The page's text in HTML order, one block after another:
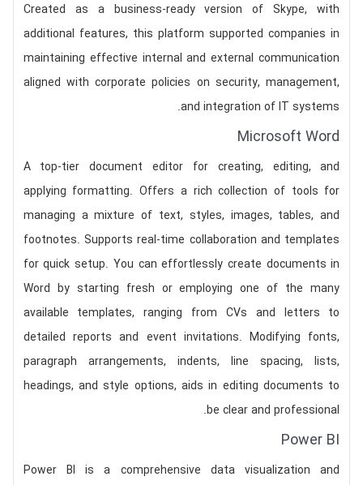
Created as a business-ready version of Skype, with
additional features, this platform supported companies in
maintaining effective internal and external communication
aligned with corporate policies on security, management,
and integration of IT systems.
Microsoft Word
A top-tier document editor for creating, editing, and
applying formatting. Offers a rich collection of tools for
managing a mixture of text, styles, images, tables, and
footnotes. Supports real-time collaboration and templates
for quick setup. You can effortlessly create documents in
Word by starting fresh or employing one of the many
available templates, ranging from CVs and letters to
detailed reports and event invitations. Modifying fonts,
paragraph arrangements, indents, line spacing, lists,
headings, and style options, aids in editing documents to
be clear and professional.
Power BI
Power BI is a comprehensive data visualization and